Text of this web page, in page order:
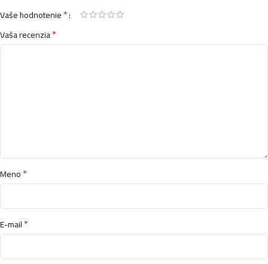
Vaše hodnotenie*
Vaša recenzia*
Meno*
E-mail*